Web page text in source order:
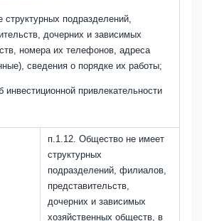
структурных подразделений,
дочерних и зависимых
номера их телефонов, адреса
сведения о порядке их работы;
инвестиционной привлекательности
п.1.12. Общество не имеет
структурных
подразделений, филиалов,
представительств,
дочерних и зависимых
хозяйственных обществ, в